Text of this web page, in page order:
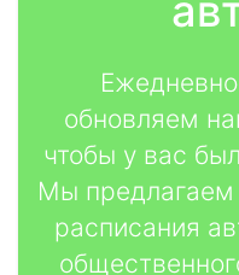
обновляем
чтобы у вас
Мы
расписания